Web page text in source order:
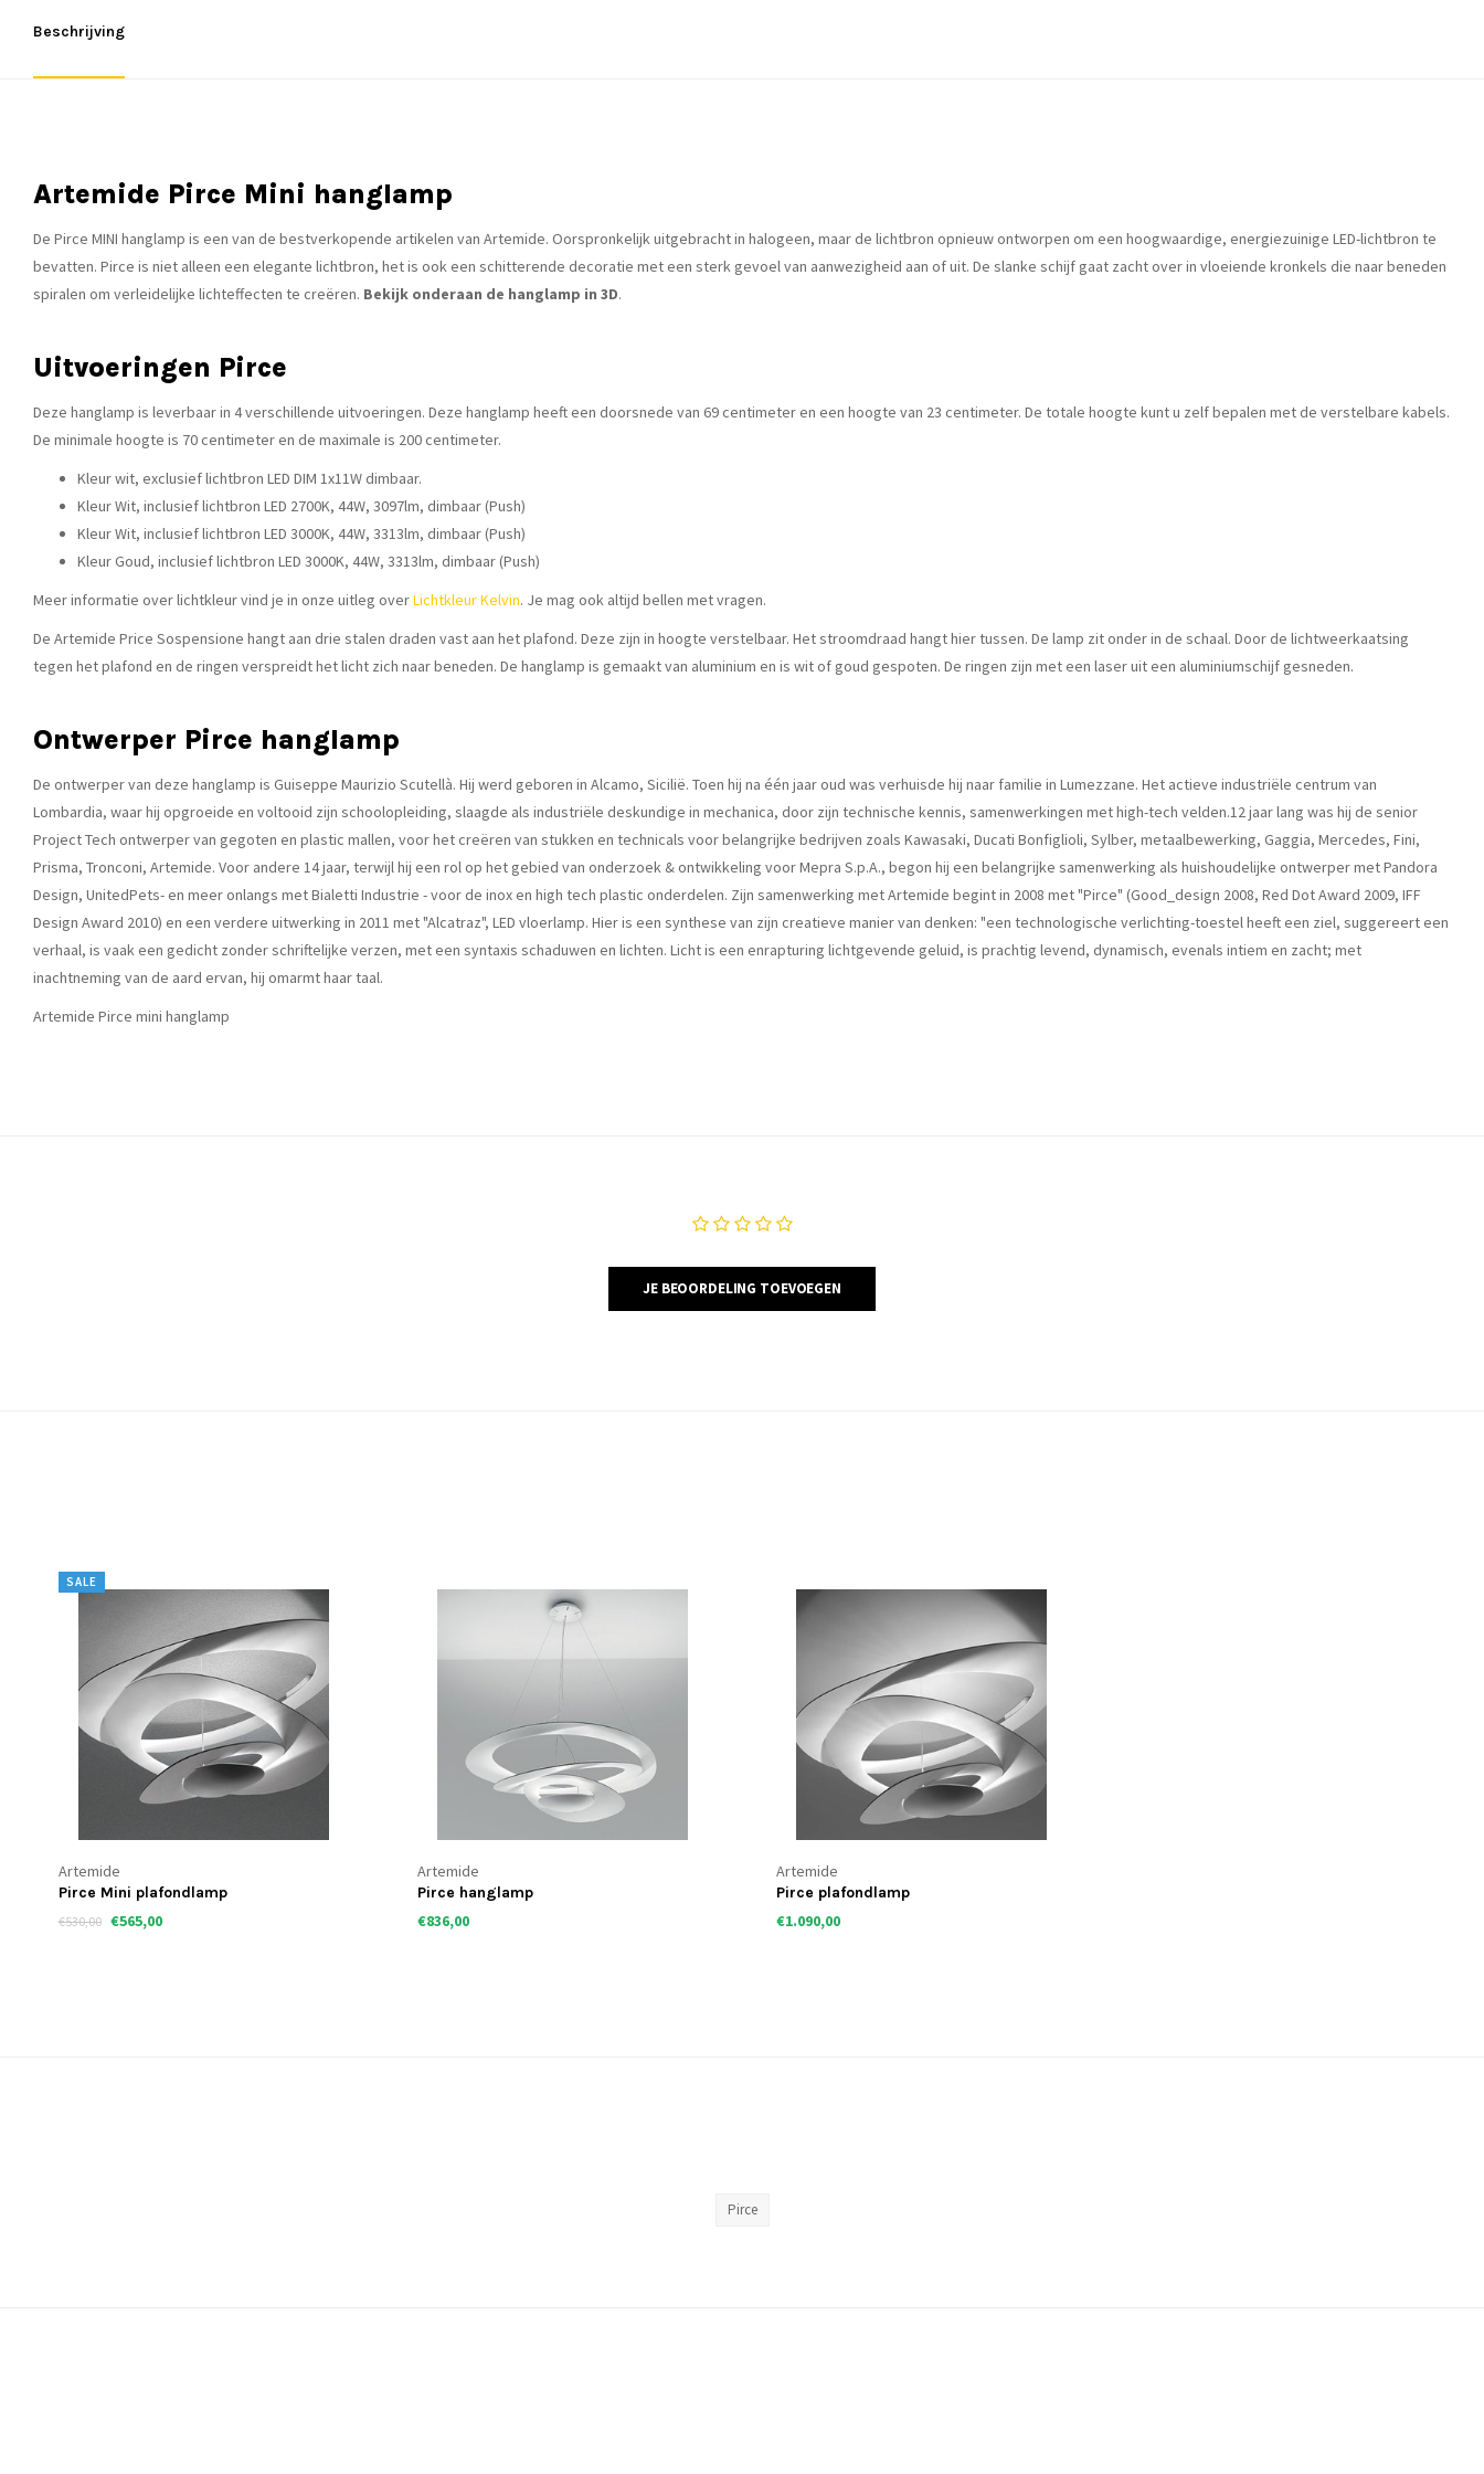
Beschrijving
Artemide Pirce Mini hanglamp
De Pirce MINI hanglamp is een van de bestverkopende artikelen van Artemide. Oorspronkelijk uitgebracht in halogeen, maar de lichtbron opnieuw ontworpen om een ​​hoogwaardige, energiezuinige LED-lichtbron te
bevatten. Pirce is niet alleen een elegante lichtbron, het is ook een schitterende decoratie met een sterk gevoel van aanwezigheid aan of uit. De slanke schijf gaat zacht over in vloeiende kronkels die naar beneden
spiralen om verleidelijke lichteffecten te creëren. Bekijk onderaan de hanglamp in 3D.
Uitvoeringen Pirce
Deze hanglamp is leverbaar in 4 verschillende uitvoeringen. Deze hanglamp heeft een doorsnede van 69 centimeter en een hoogte van 23 centimeter. De totale hoogte kunt u zelf bepalen met de verstelbare kabels.
De minimale hoogte is 70 centimeter en de maximale is 200 centimeter.
Kleur wit, exclusief lichtbron LED DIM 1x11W dimbaar.
Kleur Wit, inclusief lichtbron LED 2700K, 44W, 3097lm, dimbaar (Push)
Kleur Wit, inclusief lichtbron LED 3000K, 44W, 3313lm, dimbaar (Push)
Kleur Goud, inclusief lichtbron LED 3000K, 44W, 3313lm, dimbaar (Push)
Meer informatie over lichtkleur vind je in onze uitleg overLichtkleur Kelvin. Je mag ook altijd bellen met vragen.
De Artemide Price Sospensione hangt aan drie stalen draden vast aan het plafond. Deze zijn in hoogte verstelbaar. Het stroomdraad hangt hier tussen. De lamp zit onder in de schaal. Door de lichtweerkaatsing
tegen het plafond en de ringen verspreidt het licht zich naar beneden. De hanglamp is gemaakt van aluminium en is wit of goud gespoten. De ringen zijn met een laser uit een aluminiumschijf gesneden.
Ontwerper Pirce hanglamp
De ontwerper van deze hanglamp is Guiseppe Maurizio Scutellà. Hij werd geboren in Alcamo, Sicilië. Toen hij na één jaar oud was verhuisde hij naar familie in Lumezzane. Het actieve industriële centrum van
Lombardia, waar hij opgroeide en voltooid zijn schoolopleiding, slaagde als industriële deskundige in mechanica, door zijn technische kennis, samenwerkingen met high-tech velden.12 jaar lang was hij de senior
Project Tech ontwerper van gegoten en plastic mallen, voor het creëren van stukken en technicals voor belangrijke bedrijven zoals Kawasaki, Ducati Bonfiglioli, Sylber, metaalbewerking, Gaggia, Mercedes, Fini,
Prisma, Tronconi, Artemide. Voor andere 14 jaar, terwijl hij een rol op het gebied van onderzoek & ontwikkeling voor Mepra S.p.A., begon hij een belangrijke samenwerking als huishoudelijke ontwerper met Pandora
Design, UnitedPets- en meer onlangs met Bialetti Industrie - voor de inox en high tech plastic onderdelen. Zijn samenwerking met Artemide begint in 2008 met "Pirce" (Good_design 2008, Red Dot Award 2009, IFF
Design Award 2010) en een verdere uitwerking in 2011 met "Alcatraz", LED vloerlamp. Hier is een synthese van zijn creatieve manier van denken: "een technologische verlichting-toestel heeft een ziel, suggereert een
verhaal, is vaak een gedicht zonder schriftelijke verzen, met een syntaxis schaduwen en lichten. Licht is een enrapturing lichtgevende geluid, is prachtig levend, dynamisch, evenals intiem en zacht; met
inachtneming van de aard ervan, hij omarmt haar taal.
Artemide Pirce mini hanglamp
JE BEOORDELING TOEVOEGEN
SALE
Artemide
Pirce Mini plafondlamp
€530,00 €565,00
Artemide
Pirce hanglamp
€836,00
Artemide
Pirce plafondlamp
€1.090,00
Pirce